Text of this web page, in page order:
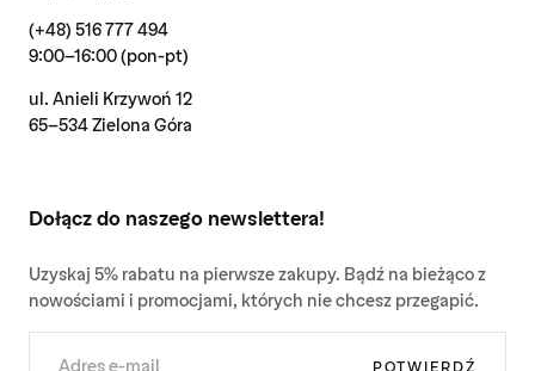
(+48) 516 777 494
9:00-16:00 (pon-pt)
ul. Anieli Krzywoń 12
65-534 Zielona Góra
Dołącz do naszego newslettera!
Uzyskaj 5% rabatu na pierwsze zakupy. Bądź na bieżąco z
nowościami i promocjami, których nie chcesz przegapić.
MAIL
POTWIERDŹ